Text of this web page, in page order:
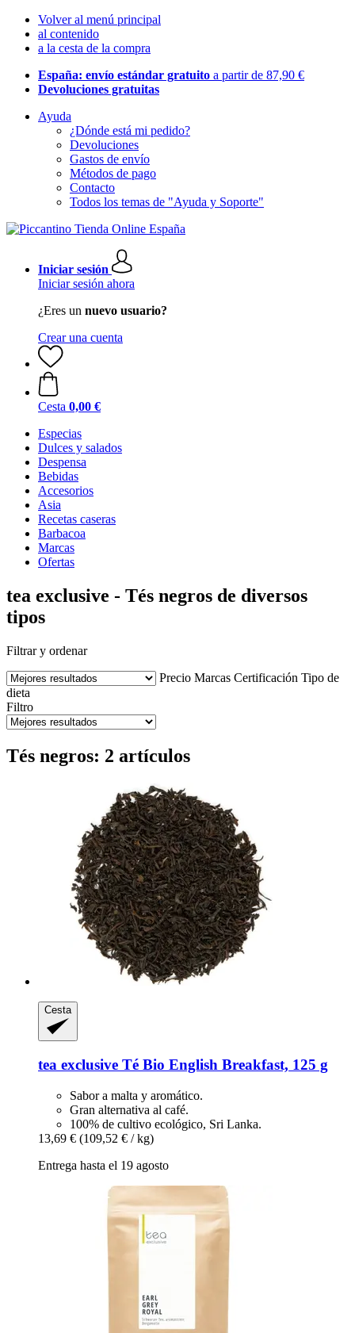
Volver al menú principal
al contenido
a la cesta de la compra
España: envío estándar gratuito a partir de 87,90 €
Devoluciones gratuitas
Ayuda
¿Dónde está mi pedido?
Devoluciones
Gastos de envío
Métodos de pago
Contacto
Todos los temas de "Ayuda y Soporte"
Iniciar sesión
Iniciar sesión ahora
¿Eres un nuevo usuario?
Crear una cuenta
Cesta 0,00 €
Especias
Dulces y salados
Despensa
Bebidas
Accesorios
Asia
Recetas caseras
Barbacoa
Marcas
Ofertas
tea exclusive - Tés negros de diversos
tipos
Filtrar y ordenar
Precio Marcas Certificación Tipo de
dieta
Filtro
Tés negros: 2 artículos
Cesta
tea exclusive Té Bio English Breakfast, 125 g
Sabor a malta y aromático.
Gran alternativa al café.
100% de cultivo ecológico, Sri Lanka.
13,69 € (109,52 € / kg)
Entrega hasta el 19 agosto